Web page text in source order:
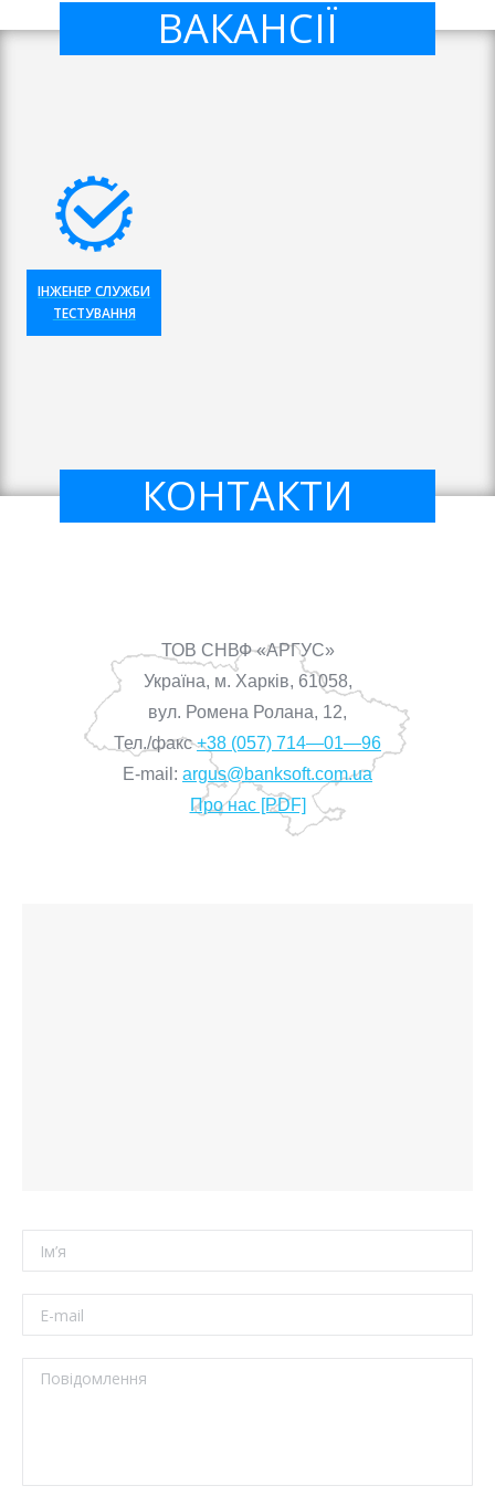
ВАКАНСІЇ
ІНЖЕНЕР СЛУЖБИ
ТЕСТУВАННЯ
КОНТАКТИ
ТОВ СНВФ «АРГУС»
Україна, м. Харків, 61058,
вул. Ромена Ролана, 12,
Тел./факс+38 (057) 714—01—96
E-mail: argus@banksoft.com.ua
Про нас [PDF]